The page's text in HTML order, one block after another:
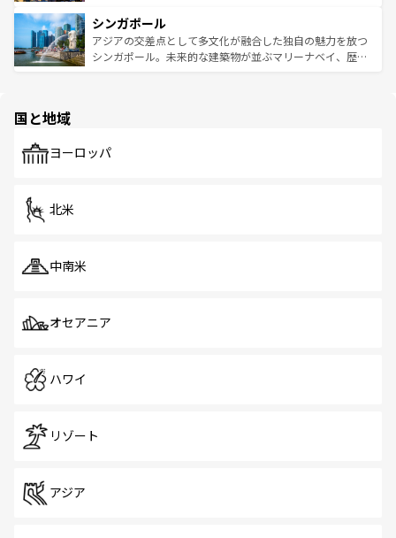
参照してほしい。
激する。気候は一年中温暖で、どの季節にも異なる楽しみ
が待っている。親しみやすいタイの人々、仏教を中心とし
た文化、そして多様な観光資源が、訪れる旅人を魅了し続
み、どこを訪れても感動するはず。観光スポットが密集し
ており、効率よく見どころを回れるのも魅力。息をのむよ
うな絶景から文化的な体験まで、香港を存分に楽しみ尽く
シンガポール
アジアの交差点として多文化が融合した独自の魅力を放つ
シンガポール。未来的な建築物が並ぶマリーナベイ、歴史
で、ホーカーズは地元の風情を楽しめる外せないスポット
国と地域
ヨーロッパ
北米
中南米
オセアニア
ハワイ
リゾート
アジア